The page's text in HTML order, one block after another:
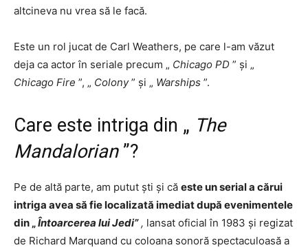
altcineva nu vrea să le facă.
Este un rol jucat de Carl Weathers, pe care l-am văzut
deja ca actor în seriale precum „ Chicago PD ” și „
Chicago Fire ”, „ Colony” și „ Warships ”.
Care este intriga din „ The
Mandalorian”?
Pe de altă parte, am putut ști și că este un serial a cărui
intriga avea să fie localizată imediat după evenimentele
din „Întoarcerea lui Jedi”, lansat oficial în 1983 și regizat
de Richard Marquand cu coloana sonoră spectaculoasă a